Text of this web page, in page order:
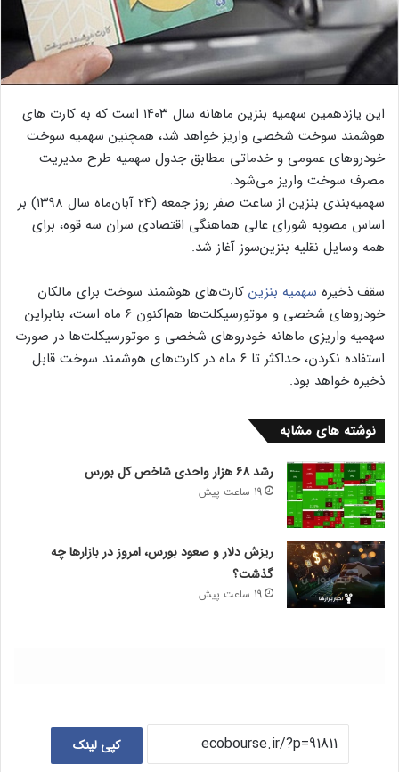
این یازدهمین سهمیه بنزین ماهانه سال ۱۴۰۳ است که به کارت‌ های
هوشمند سوخت شخصی واریز خواهد شد، همچنین سهمیه سوخت
خودروهای عمومی و خدماتی مطابق جدول سهمیه طرح مدیریت
مصرف سوخت واریز می‌شود.
سهمیه‌بندی بنزین از ساعت صفر روز جمعه (۲۴ آبان‌ماه سال ۱۳۹۸) بر
اساس مصوبه شورای عالی هماهنگی اقتصادی سران سه قوه، برای
همه وسایل نقلیه بنزین‌سوز آغاز شد.
سقف ذخیره سهمیه بنزین کارت‌های هوشمند سوخت برای مالکان
خودروهای شخصی و موتورسیکلت‌ها هم‌اکنون ۶ ماه است، بنابراین
سهمیه واریزی ماهانه خودروهای شخصی و موتورسیکلت‌ها در صورت
استفاده نکردن، حداکثر تا ۶ ماه در کارت‌های هوشمند سوخت قابل
ذخیره خواهد بود.
نوشته های مشابه
رشد ۶۸ هزار واحدی شاخص کل بورس
19 ساعت پیش
ریزش دلار و صعود بورس، امروز در بازارها چه
گذشت؟
19 ساعت پیش
کپی لینک